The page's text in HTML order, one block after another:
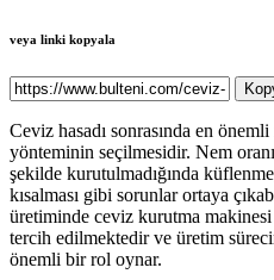
veya linki kopyala
Ceviz hasadı sonrasında en
yönteminin seçilmesidir. Nem
şekilde kurutulmadığında
kısalması gibi sorunlar ortaya
üretiminde ceviz kurutma makinesi
tercih edilmektedir ve üretim
önemli bir rol oynar.